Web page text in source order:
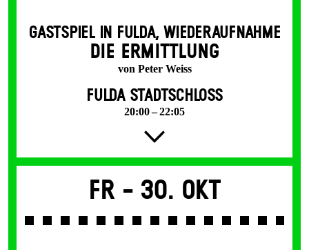
GASTSPIEL IN FULDA,WIEDERAUFNAHME
DIE ERMITTLUNG
von Peter Weiss
FULDA STADTSCHLOSS
20:00 – 22:05
Fr - 30. Okt